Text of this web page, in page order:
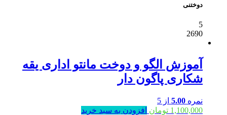
دوختنی
5
2690
آموزش الگو و دوخت مانتو اداری یقه
شکاری پاگون دار
نمره 5.00 از 5
1,100,000 تومان افزودن به سبد خرید